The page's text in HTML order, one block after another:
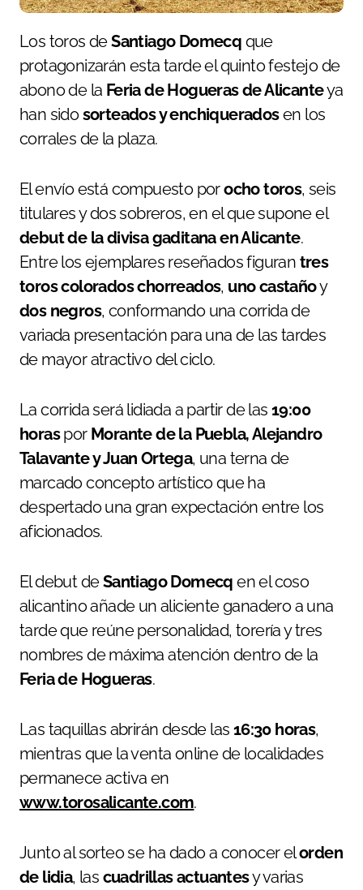
Los toros deSantiago Domecq que
protagonizarán esta tarde el quinto festejo de
abono de la Feria de Hogueras de Alicanteya
han sidosorteados y enchiqueradosen los
corrales de la plaza.
El envío está compuesto porocho toros, seis
titulares y dos sobreros, en el que supone el
debut de la divisa gaditana en Alicante.
Entre los ejemplares reseñados figuran tres
toros colorados chorreados, uno castañoy
dos negros, conformando una corrida de
variada presentación para una de las tardes
de mayor atractivo del ciclo.
La corrida será lidiada a partir de las 19:00
horaspor Morante de la Puebla, Alejandro
Talavante y Juan Ortega, una terna de
marcado concepto artístico que ha
despertado una gran expectación entre los
aficionados.
El debut deSantiago Domecq en el coso
alicantino añade un aliciente ganadero a una
tarde que reúne personalidad, torería y tres
nombres de máxima atención dentro de la
Feria de Hogueras.
Las taquillas abrirán desde las 16:30 horas,
mientras que la venta online de localidades
permanece activa en
www.torosalicante.com.
Junto al sorteo se ha dado a conocer elorden
de lidia, las cuadrillas actuantesy varias